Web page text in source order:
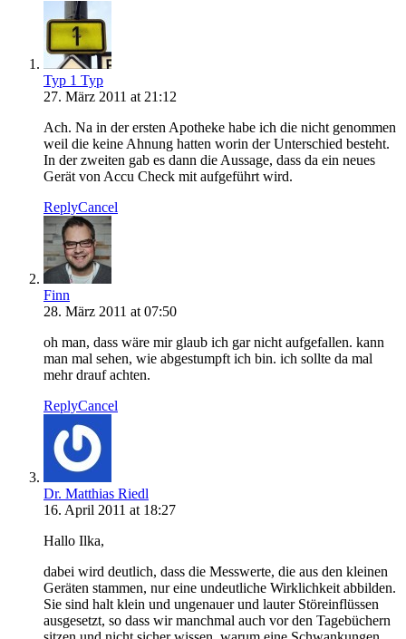
Typ 1 Typ
27. März 2011 at 21:12
Ach. Na in der ersten Apotheke habe ich die nicht genommen
weil die keine Ahnung hatten worin der Unterschied besteht.
In der zweiten gab es dann die Aussage, dass da ein neues
Gerät von Accu Check mit aufgeführt wird.
ReplyCancel
Finn
28. März 2011 at 07:50
oh man, dass wäre mir glaub ich gar nicht aufgefallen. kann
man mal sehen, wie abgestumpft ich bin. ich sollte da mal
mehr drauf achten.
ReplyCancel
Dr. Matthias Riedl
16. April 2011 at 18:27
Hallo Ilka,
dabei wird deutlich, dass die Messwerte, die aus den kleinen
Geräten stammen, nur eine undeutliche Wirklichkeit abbilden.
Sie sind halt klein und ungenauer und lauter Störeinflüssen
ausgesetzt, so dass wir manchmal auch vor den Tagebüchern